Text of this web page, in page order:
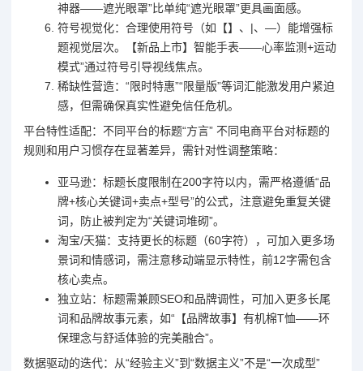
神器——遮光眼罩”比单纯“遮光眼罩”更具画面感。
符号视觉化：合理使用符号（如【】、|、—）能增强标
题视觉层次。【新品上市】智能手表——心率监测+运动
模式”通过符号引导视线焦点。
稀缺性营造：“限时特惠”“限量版”等词汇能激发用户紧迫
感，但需确保真实性避免信任危机。
平台特性适配：不同平台的标题“方言” 不同电商平台对标题的
规则和用户习惯存在显著差异，需针对性调整策略：
亚马逊：标题长度限制在200字符以内，需严格遵循“品
牌+核心关键词+卖点+型号”的公式，注意避免重复关键
词，防止被判定为“关键词堆砌”。
淘宝/天猫：支持更长的标题（60字符），可加入更多场
景词和情感词，需注意移动端显示特性，前12字需包含
核心卖点。
独立站：标题需兼顾SEO和品牌调性，可加入更多长尾
词和品牌故事元素，如“【品牌故事】有机棉T恤——环
保理念与舒适体验的完美融合”。
数据驱动的迭代：从“经验主义”到“数据主义”不是“一次成型”